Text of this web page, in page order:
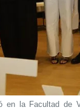
en la Facultad de